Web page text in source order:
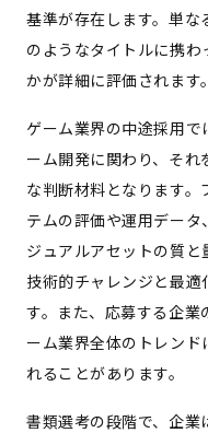
基準が存在します。単
のようなタイトルに携
かが詳細に評価されます。
ゲーム業界の中途採用
ーム開発に関わり、そ
な判断材料となります
テムの評価や運用デー
ジュアルアセットの質
技術的チャレンジと最
す。また、応募する企
ーム業界全体のトレン
れることがあります。
書類選考の段階で、企